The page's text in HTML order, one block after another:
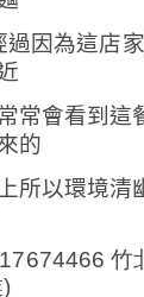
過因為這店
常會看到這
的
所以環境清